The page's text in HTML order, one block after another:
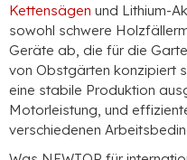
Kettensägen und Lithium-
sowohl schwere
Geräte ab, die für die
von Obstgärten konzipiert
eine stabile Produktion
Motorleistung, und
verschiedenen